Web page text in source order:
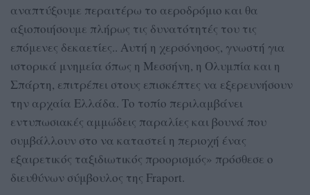
αναπτύξουμε περαιτέρω το αεροδρόμιο και θα
αξιοποιήσουμε πλήρως τις δυνατότητές του τις
επόμενες δεκαετίες.. Αυτή η χερσόνησος, γνωστή για
ιστορικά μνημεία όπως η Μεσσήνη, η Ολυμπία και η
Σπάρτη, επιτρέπει στους επισκέπτες να εξερευνήσουν
την αρχαία Ελλάδα. Το τοπίο περιλαμβάνει
εντυπωσιακές αμμώδεις παραλίες και βουνά που
συμβάλλουν στο να καταστεί η περιοχή ένας
εξαιρετικός ταξιδιωτικός προορισμός» πρόσθεσε ο
διευθύνων σύμβουλος της Fraport.